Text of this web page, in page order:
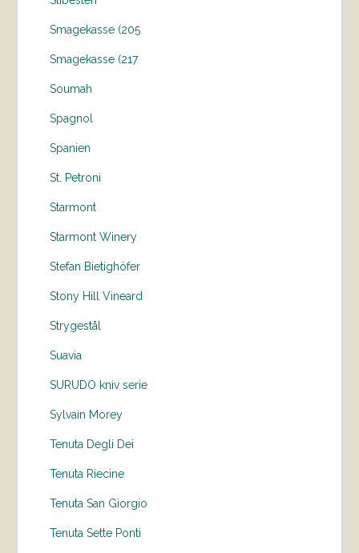
Smagekasse (205
Smagekasse (217
Soumah
Spagnol
Spanien
St. Petroni
Starmont
Starmont Winery
Stefan Bietighöfer
Stony Hill Vineard
Strygestål
Suavia
SURUDO kniv serie
Sylvain Morey
Tenuta Degli Dei
Tenuta Riecine
Tenuta San Giorgio
Tenuta Sette Ponti